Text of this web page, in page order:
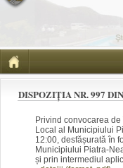
DISPOZIȚIA NR. 997
Privind convocarea
Local al Municipiului
12:00, desfășurată în
Municipiului Piatra-
și prin intermediul